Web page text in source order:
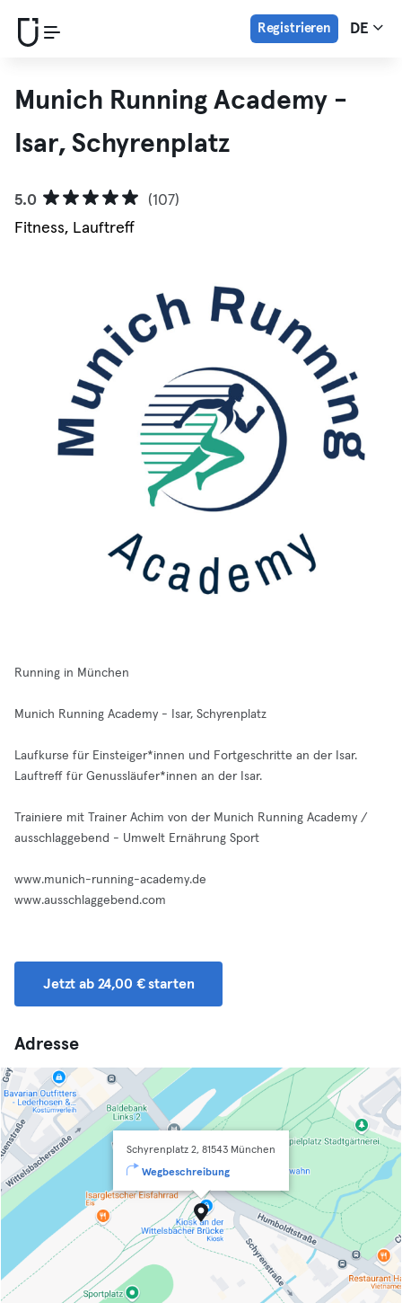
Registrieren DE
Munich Running Academy -
Isar, Schyrenplatz
5.0
(107)
Fitness, Lauftreff
Running in München
Munich Running Academy - Isar, Schyrenplatz
Laufkurse für Einsteiger*innen und Fortgeschritte an der Isar.
Lauftreff für Genussläufer*innen an der Isar.
Trainiere mit Trainer Achim von der Munich Running Academy /
ausschlaggebend - Umwelt Ernährung Sport
www.munich-running-academy.de
www.ausschlaggebend.com
Jetzt ab 24,00 € starten
Adresse
Schyrenplatz 2, 81543 München
Wegbeschreibung